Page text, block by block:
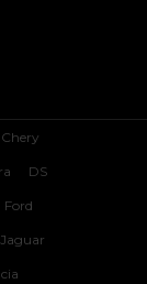
Chery
DS
Ford
Jaguar